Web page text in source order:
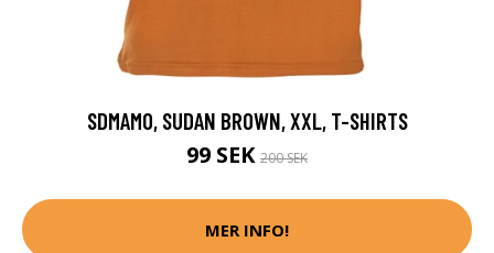
SDMAMO, SUDAN BROWN, XXL, T-SHIRTS
99 SEK 200 SEK
MER INFO!